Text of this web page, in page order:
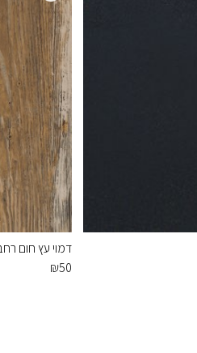
דמוי עץ חום
₪50